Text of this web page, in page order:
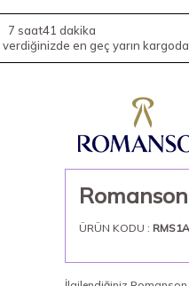
7 saat41 dakika
en geç yarın kargoda
ÜRÜN KODU :